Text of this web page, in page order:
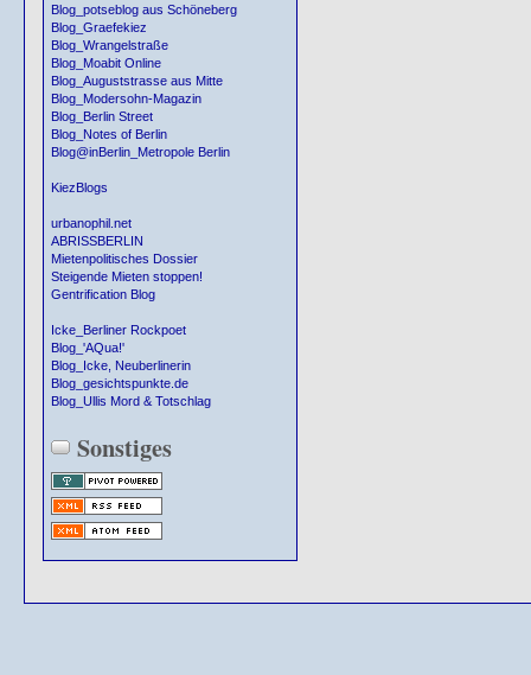
Blog_potseblog aus Schöneberg
Blog_Graefekiez
Blog_Wrangelstraße
Blog_Moabit Online
Blog_Auguststrasse aus Mitte
Blog_Modersohn-Magazin
Blog_Berlin Street
Blog_Notes of Berlin
Blog@inBerlin_Metropole Berlin
KiezBlogs
urbanophil.net
ABRISSBERLIN
Mietenpolitisches Dossier
Steigende Mieten stoppen!
Gentrification Blog
Icke_Berliner Rockpoet
Blog_'AQua!'
Blog_Icke, Neuberlinerin
Blog_gesichtspunkte.de
Blog_Ullis Mord & Totschlag
Sonstiges